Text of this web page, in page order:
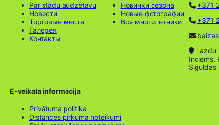
Par stādu audzētavu
Новости
Торговые места
Галерея
Контакты
Новинки сезона
Новые фотографии
Все многолетники
+371
+371
Lazdu
Inciems,
Siguldas
E-veikala informācija
Privātuma politika
Distances pirkuma noteikumi